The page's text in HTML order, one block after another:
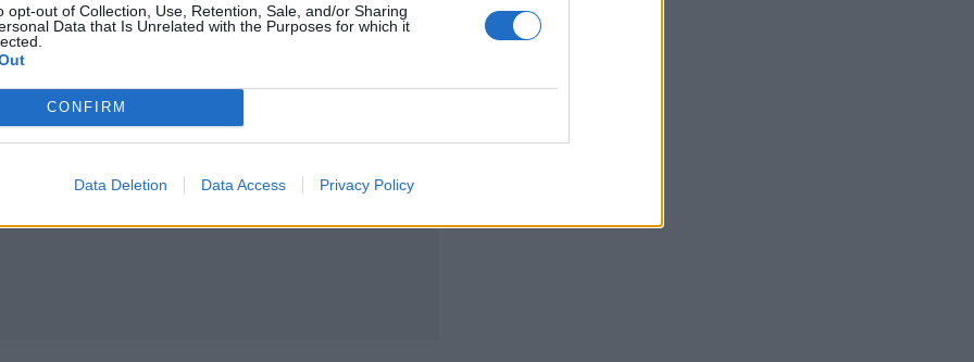
opt-out of Collection, Use, Retention, Sale, and/or Sharing
Data that Is Unrelated with the Purposes for which it
CONFIRM
Data Deletion Data Access Privacy Policy
profitent d’un répit temporaire, mais sans